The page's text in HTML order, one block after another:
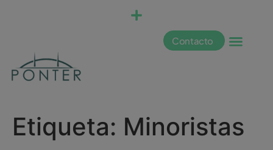
Contacto
Etiqueta: Minoristas